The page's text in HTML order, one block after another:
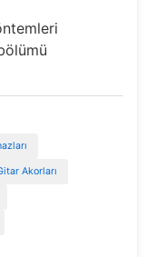
Akorları